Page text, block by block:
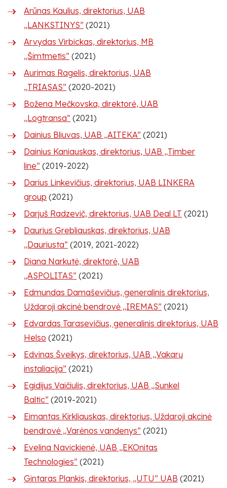
Arūnas Kaulius, direktorius, UAB
„LANKSTINYS” (2021)
Arvydas Virbickas, direktorius, MB
„Šimtmetis” (2021)
Aurimas Ragelis, direktorius, UAB
„TRIASAS” (2020-2021)
Božena Mečkovska, direktorė, UAB
„Logtransa” (2021)
Dainius Bliuvas, UAB „AITEKA” (2021)
Dainius Kaniauskas, direktorius, UAB „Timber
line” (2019-2022)
Darius Linkevičius, direktorius, UAB LINKERA
group (2021)
Darjuš Radzevič, direktorius, UAB Deal LT (2021)
Daurius Grebliauskas, direktorius, UAB
„Dauriusta” (2019, 2021-2022)
Diana Narkutė, direktorė, UAB
„ASPOLITAS” (2021)
Edmundas Damaševičius, generalinis direktorius,
Uždaroji akcinė bendrovė „IREMAS” (2021)
Edvardas Tarasevičius, generalinis direktorius, UAB
Helso (2021)
Edvinas Šveikys, direktorius, UAB „Vakarų
instaliacija” (2021)
Egidijus Vaičiulis, direktorius, UAB „Sunkel
Baltic” (2019-2021)
Eimantas Kirkliauskas, direktorius, Uždaroji akcinė
bendrovė „Varėnos vandenys” (2021)
Evelina Navickienė, UAB „EKOnitas
Technologies” (2021)
Gintaras Plankis, direktorius, „UTU” UAB (2021)